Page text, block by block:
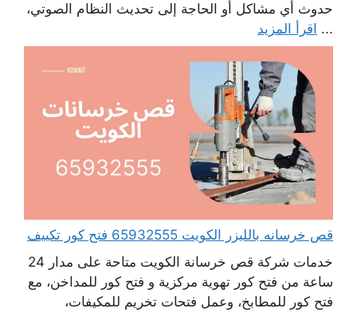
حدوث أي مشاكل أو الحاجة إلى تحديث النظام الصوتي،
... اقرأ المزيد
قص خرسانه بالليزر الكويت 65932555 فتح كور تكييف
خدمات شركة قص خرسانة الكويت متاحة على مدار 24
ساعة من فتح كور تهوية مركزية و فتح كور للمداخن، مع
فتح كور للمطابخ، وعمل فتحات تخريم للمكيفات،